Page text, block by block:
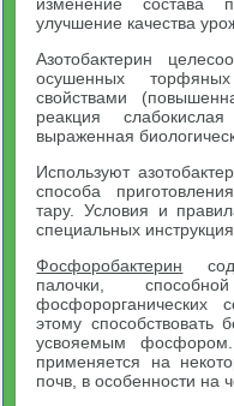
улучшение качества
Азотобактерин
осушенных
свойствами
реакция
выраженная
Используют
способа
тару. Условия и
специальных
Фосфоробактерин
палочки,
фосфорорганических
этому способствовать
усвояемым
применяется на
почв, в особенности на